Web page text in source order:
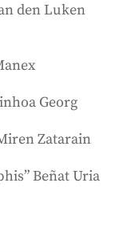
den Luken
Georg
Zatarain
Beñat Uria